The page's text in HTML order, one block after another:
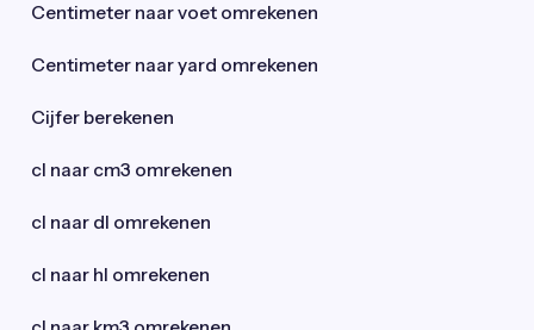
Centimeter naar voet omrekenen
Centimeter naar yard omrekenen
Cijfer berekenen
cl naar cm3 omrekenen
cl naar dl omrekenen
cl naar hl omrekenen